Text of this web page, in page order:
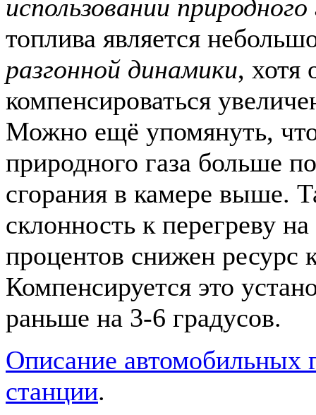
использовании природного
топлива является
разгонной динамики, хотя
компенсироваться
Можно ещё упомянуть,
природного газа больше
сгорания в камере выше.
склонность к перегреву на
процентов снижен ресурс
Компенсируется это
раньше на 3-6 градусов.
Описание автомобильных
станции.